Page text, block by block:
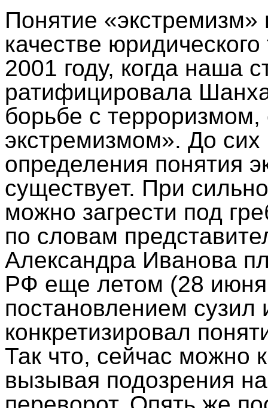
Понятие
качестве
2001 году, когда наша
ратифицировала
борьбе с
экстремизмом». До сих
определения понятия
существует. При
можно загрести под
по словам
Александра Иванова
РФ еще летом (28 июня
постановлением
конкретизировал
Так что, сейчас можно
вызывая подозрения